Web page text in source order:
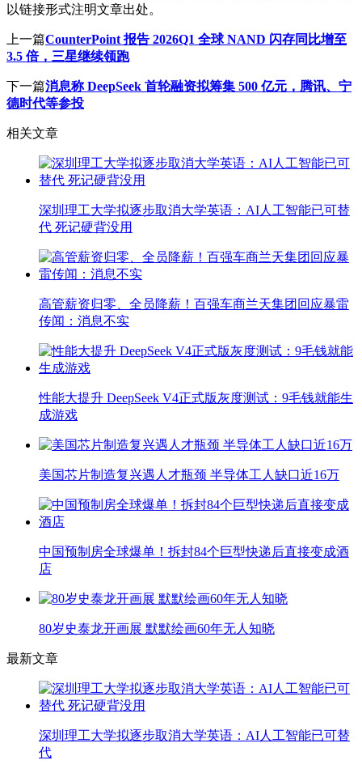
以链接形式注明文章出处。
上一篇CounterPoint 报告 2026Q1 全球 NAND 闪存同比增至
3.5 倍，三星继续领跑
下一篇消息称 DeepSeek 首轮融资拟筹集 500 亿元，腾讯、宁
德时代等参投
相关文章
深圳理工大学拟逐步取消大学英语：AI人工智能已可替
代 死记硬背没用
高管薪资归零、全员降薪！百强车商兰天集团回应暴雷
传闻：消息不实
性能大提升 DeepSeek V4正式版灰度测试：9毛钱就能生
成游戏
美国芯片制造复兴遇人才瓶颈 半导体工人缺口近16万
中国预制房全球爆单！拆封84个巨型快递后直接变成酒
店
80岁史泰龙开画展 默默绘画60年无人知晓
最新文章
深圳理工大学拟逐步取消大学英语：AI人工智能已可替
代